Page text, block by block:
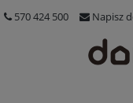
570 424 500 Napisz